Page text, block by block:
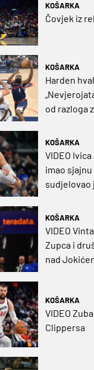
KOŠARKA
Čovjek iz
KOŠARKA
Harden
od razloga
KOŠARKA
VIDEO
imao
sudjelovao
KOŠARKA
VIDEO
Zupca i
nad
KOŠARKA
VIDEO
Clippersa